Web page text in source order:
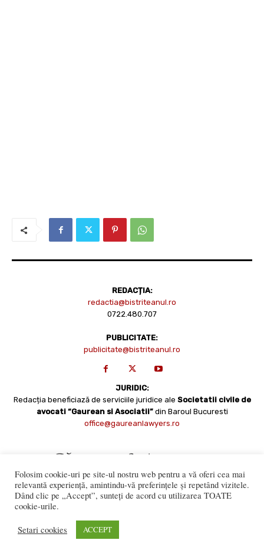
REDACȚIA:
redactia@bistriteanul.ro
0722.480.707
PUBLICITATE:
publicitate@bistriteanul.ro
JURIDIC:
Redacția beneficiază de serviciile juridice ale Societatii civile de
avocati “Gaurean si Asociatii” din Baroul Bucuresti
office@gaureanlawyers.ro
numai cu acordul expres al Bistriteanul.Ro. © Copyright 2008 -
Folosim cookie-uri pe site-ul nostru web pentru a vă oferi cea mai
relevantă experiență, amintindu-vă preferințele și repetând vizitele.
Dând clic pe „Accept”, sunteți de acord cu utilizarea TOATE
cookie-urile.
Setari cookies ACCEPT